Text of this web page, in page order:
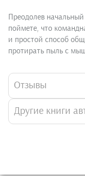
Преодолев
поймете, что
и простой способ
протирать пыль с
Отзывы
Другие книги